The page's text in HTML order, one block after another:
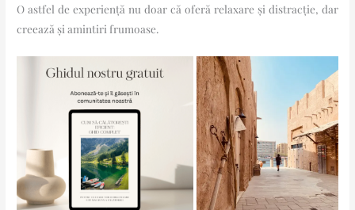
O astfel de experiență nu doar că oferă relaxare și distracție, dar
creează și amintiri frumoase.